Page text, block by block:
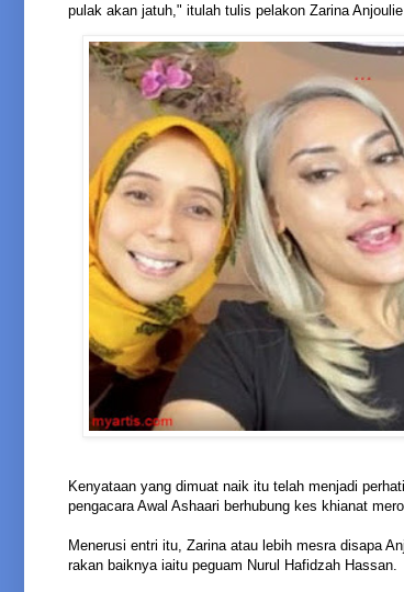
pulak akan jatuh," itulah tulis pelakon Zarina Anjoulie
Kenyataan yang dimuat naik itu telah menjadi
pengacara Awal Ashaari berhubung kes khianat
Menerusi entri itu, Zarina atau lebih mesra disapa
rakan baiknya iaitu peguam Nurul Hafidzah Hassan.